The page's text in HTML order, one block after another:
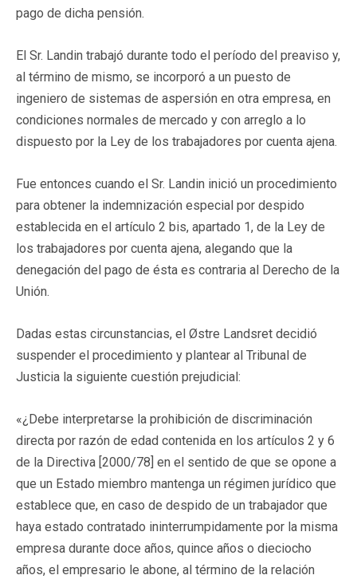
pago de dicha pensión.
El Sr. Landin trabajó durante todo el período del preaviso y,
al término de mismo, se incorporó a un puesto de
ingeniero de sistemas de aspersión en otra empresa, en
condiciones normales de mercado y con arreglo a lo
dispuesto por la Ley de los trabajadores por cuenta ajena.
Fue entonces cuando el Sr. Landin inició un procedimiento
para obtener la indemnización especial por despido
establecida en el artículo 2 bis, apartado 1, de la Ley de
los trabajadores por cuenta ajena, alegando que la
denegación del pago de ésta es contraria al Derecho de la
Unión.
Dadas estas circunstancias, el Østre Landsret decidió
suspender el procedimiento y plantear al Tribunal de
Justicia la siguiente cuestión prejudicial:
«¿Debe interpretarse la prohibición de discriminación
directa por razón de edad contenida en los artículos 2 y 6
de la Directiva [2000/78] en el sentido de que se opone a
que un Estado miembro mantenga un régimen jurídico que
establece que, en caso de despido de un trabajador que
haya estado contratado ininterrumpidamente por la misma
empresa durante doce años, quince años o dieciocho
años, el empresario le abone, al término de la relación